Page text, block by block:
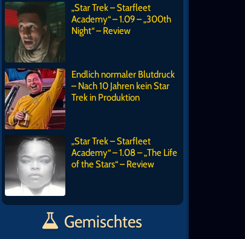
„Star Trek – Starfleet
Academy“ – 1.09 – „300th
Night“ – Review
Endlich normaler Blutdruck
– Nach 10 Jahren kein Star
Trek in Produktion
„Star Trek – Starfleet
Academy“ – 1.08 – „The Life
of the Stars“ – Review
Gemischtes